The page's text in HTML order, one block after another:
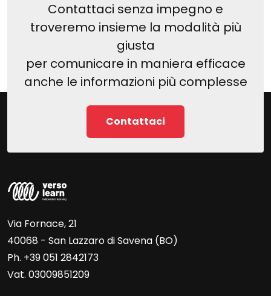
Contattaci senza impegno e
troveremo insieme la modalità più
giusta
per comunicare in maniera efficace
anche le informazioni più complesse
Contattaci
Via Fornace, 21
40068 - San Lazzaro di Savena (BO)
Ph. +39 051 2842173
Vat. 03009851209